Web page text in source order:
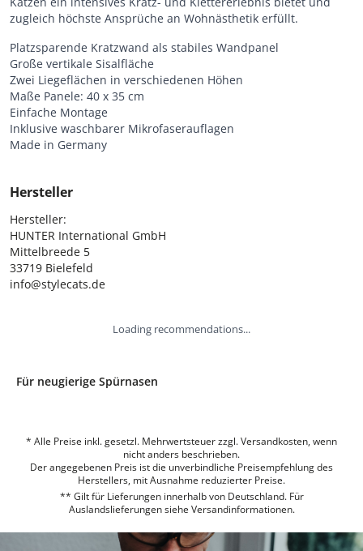
zugleich höchste Ansprüche an Wohnästhetik erfüllt.
Platzsparende Kratzwand als stabiles Wandpanel
Große vertikale Sisalfläche
Zwei Liegeflächen in verschiedenen Höhen
Maße Panele: 40 x 35 cm
Einfache Montage
Inklusive waschbarer Mikrofaserauflagen
Made in Germany
Hersteller
Hersteller:
HUNTER International GmbH
Mittelbreede 5
33719 Bielefeld
info@stylecats.de
Loading recommendations...
Für neugierige Spürnasen
* Alle Preise inkl. gesetzl. Mehrwertsteuer zzgl. Versandkosten, wenn
nicht anders beschrieben.
Der angegebenen Preis ist die unverbindliche Preisempfehlung des
Herstellers, mit Ausnahme reduzierter Preise.
** Gilt für Lieferungen innerhalb von Deutschland. Für
Auslandslieferungen siehe Versandinformationen.